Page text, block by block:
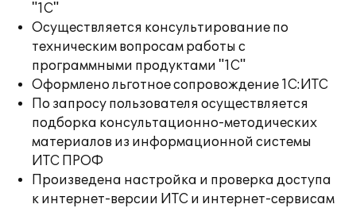
"1С"
Осуществляется консультирование по
техническим вопросам работы с
программными продуктами "1С"
Оформлено льготное сопровождение 1С:ИТС
По запросу пользователя осуществляется
подборка консультационно-методических
материалов из информационной системы
ИТС ПРОФ
Произведена настройка и проверка доступа
к интернет-версии ИТС и интернет-сервисам